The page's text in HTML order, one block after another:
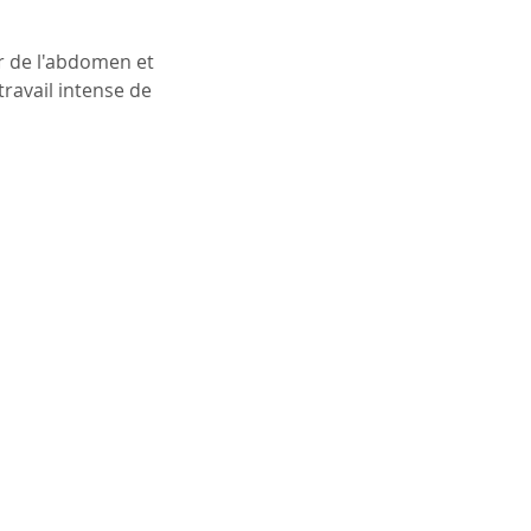
de l'abdomen et
intense de